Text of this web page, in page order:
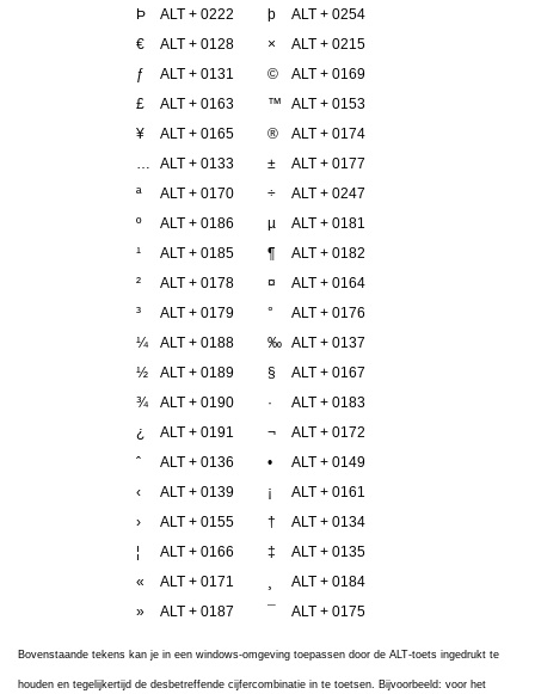
Þ
ALT + 0222 þ
ALT + 0254
€
ALT + 0128 ×
ALT + 0215
ƒ
ALT + 0131 ©
ALT + 0169
£
ALT + 0163 ™
ALT + 0153
¥
ALT + 0165 ®
ALT + 0174
…
ALT + 0133 ±
ALT + 0177
ª
ALT + 0170 ÷
ALT + 0247
º
ALT + 0186 µ
ALT + 0181
¹
ALT + 0185 ¶
ALT + 0182
²
ALT + 0178 ¤
ALT + 0164
³
ALT + 0179 °
ALT + 0176
¼
ALT + 0188 ‰ ALT + 0137
½
ALT + 0189 §
ALT + 0167
¾
ALT + 0190 ·
ALT + 0183
¿
ALT + 0191 ¬
ALT + 0172
ˆ
ALT + 0136 •
ALT + 0149
‹
ALT + 0139 ¡
ALT + 0161
›
ALT + 0155 †
ALT + 0134
¦
ALT + 0166 ‡
ALT + 0135
«
ALT + 0171
ALT + 0184
»
ALT + 0187 ALT + 0175
Bovenstaande tekens kan je in een windows-omgeving toepassen door de ALT-toets ingedrukt te
houden en tegelijkertijd de desbetreffende cijfercombinatie in te toetsen. Bijvoorbeeld: voor het